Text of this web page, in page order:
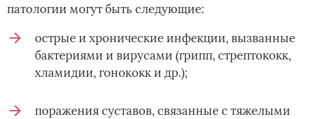
патологии могут быть следующие:
острые и хронические инфекции, вызванные
бактериями и вирусами (грипп, стрептококк,
хламидии, гонококк и др.);
поражения суставов, связанные с тяжелыми